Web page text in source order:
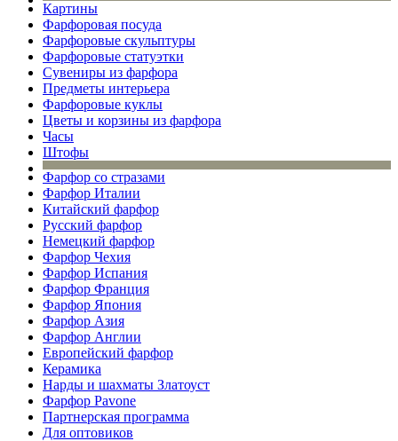
Картины
Фарфоровая посуда
Фарфоровые скульптуры
Фарфоровые статуэтки
Сувениры из фарфора
Предметы интерьера
Фарфоровые куклы
Цветы и корзины из фарфора
Часы
Штофы
Фарфор со стразами
Фарфор Италии
Китайский фарфор
Русский фарфор
Немецкий фарфор
Фарфор Чехия
Фарфор Испания
Фарфор Франция
Фарфор Япония
Фарфор Азия
Фарфор Англии
Европейский фарфор
Керамика
Нарды и шахматы Златоуст
Фарфор Pavone
Партнерская программа
Для оптовиков